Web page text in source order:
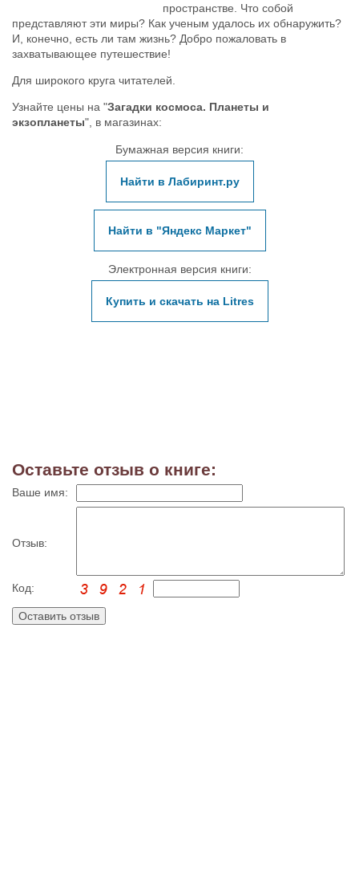
пространстве. Что собой
представляют эти миры? Как ученым удалось их обнаружить?
И, конечно, есть ли там жизнь? Добро пожаловать в
захватывающее путешествие!
Для широкого круга читателей.
Узнайте цены на "Загадки космоса. Планеты и
экзопланеты", в магазинах:
Бумажная версия книги:
Найти в Лабиринт.ру
Найти в "Яндекс Маркет"
Электронная версия книги:
Купить и скачать на Litres
Оставьте отзыв о книге:
Ваше имя:
Отзыв:
Код: